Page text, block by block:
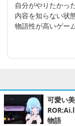
自分がやりたかっ
内容を知らない
物語性が高いゲー
可愛い
物語